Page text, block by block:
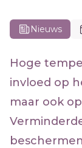
Nieuws
Hoge
invloed op
maar ook